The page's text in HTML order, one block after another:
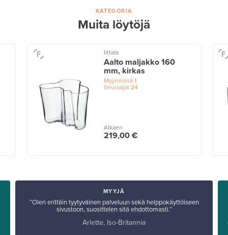
KATEGORIA
Muita löytöjä
Iittala
Aalto maljakko 160
mm, kirkas
Myynnissä1
Seuraajat24
Alkaen
219,00 €
MYYJÄ
”Olen erittäin tyytyväinen palveluun sekä helppokäyttöiseen
sivustoon, suosittelen sitä ehdottomasti.”
Arlette, Iso-Britannia